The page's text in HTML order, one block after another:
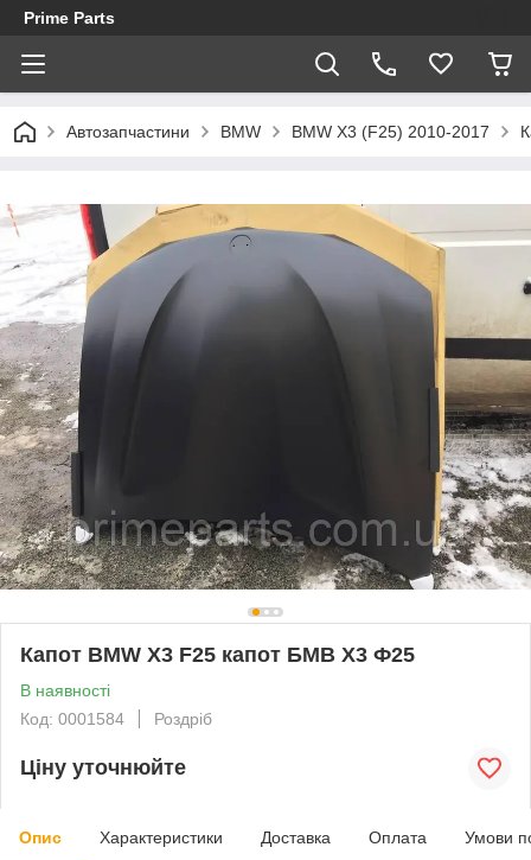
Prime Parts
Автозапчастини BMW BMW X3 (F25) 2010-2017
Капот BMW X3 F25 капот БМВ Х3 Ф25
В наявності
Код: 0001584
Роздріб
Ціну уточнюйте
Опис Характеристики Доставка Оплата Умови